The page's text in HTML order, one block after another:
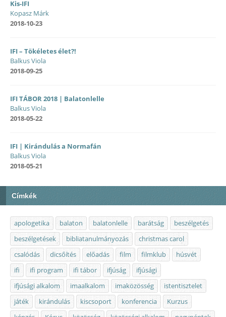
Kis-IFI
Kopasz Márk
2018-10-23
IFI – Tökéletes élet?!
Balkus Viola
2018-09-25
IFI TÁBOR 2018 | Balatonlelle
Balkus Viola
2018-05-22
IFI | Kirándulás a Normafán
Balkus Viola
2018-05-21
Címkék
apologetika balaton balatonlelle barátság
beszélgetés
beszélgetések
bibliatanulmányozás
christmas carol
csalódás
dicsőítés előadás film filmklub
húsvét
ifi
ifi program ifi tábor ifjúság
ifjúsági
ifjúsági alkalom
imaalkalom imaközösség
istentisztelet
játék
kirándulás kiscsoport konferencia
Kurzus